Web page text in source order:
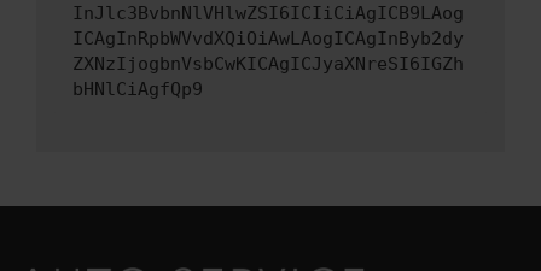
InJlc3BvbnNlVHlwZSI6ICIiCiAgICB9LAog
ICAgInRpbWVvdXQiOiAwLAogICAgInByb2dy
ZXNzIjogbnVsbCwKICAgICJyaXNreSI6IGZh
bHNlCiAgfQp9